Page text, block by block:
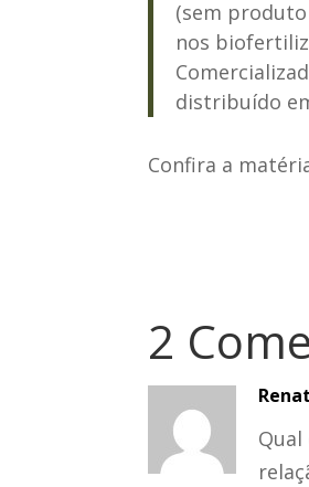
(sem
nos
distribuído
Confira a
2